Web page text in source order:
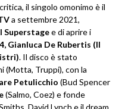
il singolo omonimo è il
a settembre 2021,
Superstagee di aprire i
Gianluca De Rubertis (Il
. Il disco è stato
(Motta, Truppi), con la
Petulicchio (Bud Spencer
(Salmo, Coez) e fonde
David Lynch e il dream